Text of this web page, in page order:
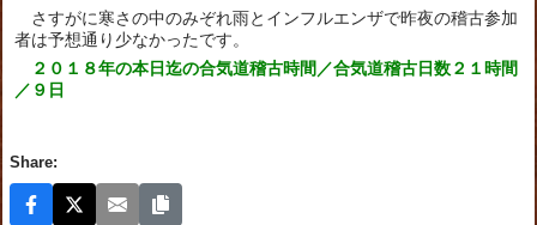
さすがに寒さの中のみぞれ雨とインフルエンザで昨夜の稽古参加
者は予想通り少なかったです。
２０１８年の本日迄の合気道稽古時間／合気道稽古日数２１時間
／９日
Share: